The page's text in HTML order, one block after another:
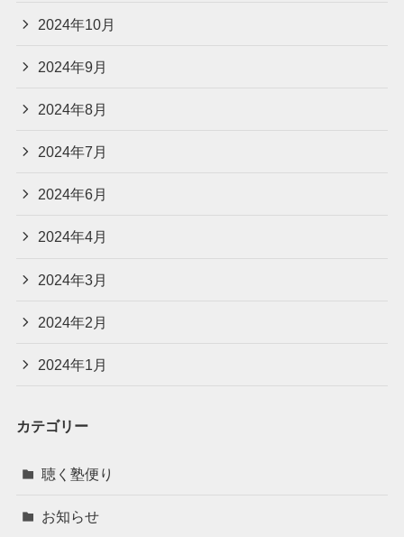
2024年10月
2024年9月
2024年8月
2024年7月
2024年6月
2024年4月
2024年3月
2024年2月
2024年1月
カテゴリー
聴く塾便り
お知らせ